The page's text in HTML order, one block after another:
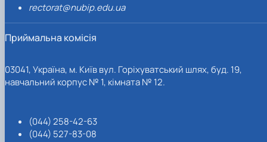
rectorat@nubip.edu.ua
Приймальна комісія
03041, Україна, м. Київ вул. Горіхуватський шлях, буд. 19,
навчальний корпус № 1, кімната № 12.
(044) 258-42-63
(044) 527-83-08